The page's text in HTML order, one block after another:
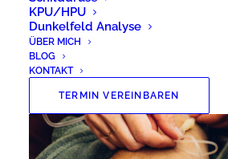
KPU/HPU
Dunkelfeld Analyse
ÜBER MICH
BLOG
KONTAKT
TERMIN VEREINBAREN